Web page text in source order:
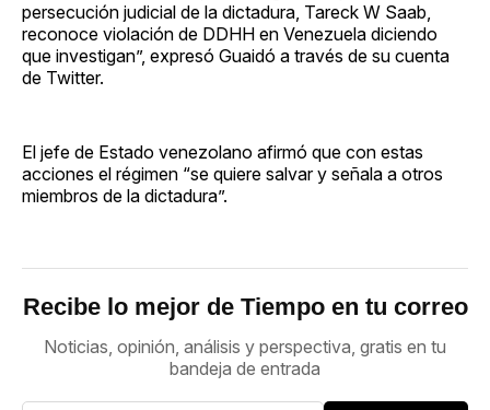
persecución judicial de la dictadura, Tareck W Saab,
reconoce violación de DDHH en Venezuela diciendo
que investigan”, expresó Guaidó a través de su cuenta
de Twitter.
El jefe de Estado venezolano afirmó que con estas
acciones el régimen “se quiere salvar y señala a otros
miembros de la dictadura”.
Recibe lo mejor de Tiempo en tu correo
Noticias, opinión, análisis y perspectiva, gratis en tu
bandeja de entrada